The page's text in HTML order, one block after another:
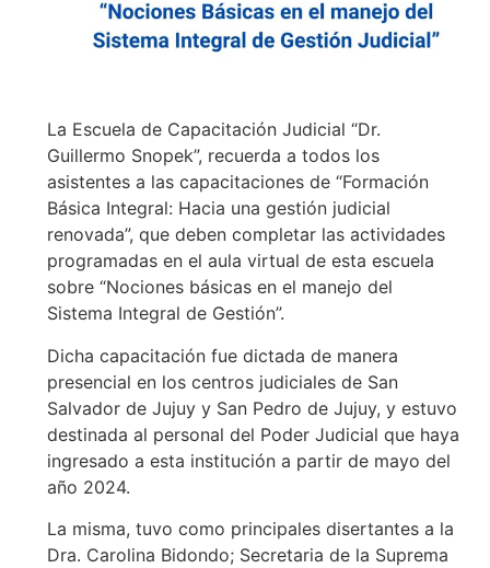
La Escuela de Capacitación Judicial “Dr.
Guillermo Snopek”, recuerda a todos los
asistentes a las capacitaciones de “Formación
Básica Integral: Hacia una gestión judicial
renovada”, que deben completar las actividades
programadas en el aula virtual de esta escuela
sobre “Nociones básicas en el manejo del
Sistema Integral de Gestión”.
Dicha capacitación fue dictada de manera
presencial en los centros judiciales de San
Salvador de Jujuy y San Pedro de Jujuy, y estuvo
destinada al personal del Poder Judicial que haya
ingresado a esta institución a partir de mayo del
año 2024.
La misma, tuvo como principales disertantes a la
Dra. Carolina Bidondo; Secretaria de la Suprema